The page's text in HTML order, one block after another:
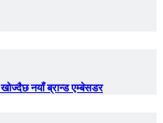
नयाँ ब्रान्ड एम्बेसडर